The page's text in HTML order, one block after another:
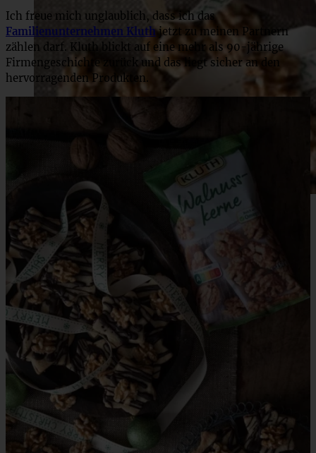
Ich freue mich unglaublich, dass ich das
Familienunternehmen Kluthjetzt zu meinen Partnern
zählen darf. Kluth blickt auf eine mehr als 90-jährige
Firmengeschichte zurück und das liegt sicher an den
hervorragenden Produkten.